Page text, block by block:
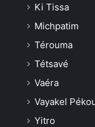
Ki Tissa
Michpatim
Térouma
Tétsavé
Vaéra
Vayakel
Yitro